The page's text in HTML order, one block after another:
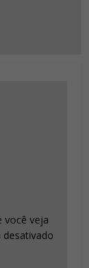
você veja
desativado